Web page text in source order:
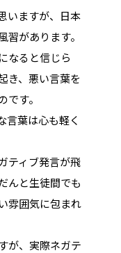
いますが、日本
があります。
なると信じら
き、悪い言葉を
す。
言葉は心も軽く
ティブ発言が飛
んと生徒間でも
雰囲気に包まれ
が、実際ネガテ